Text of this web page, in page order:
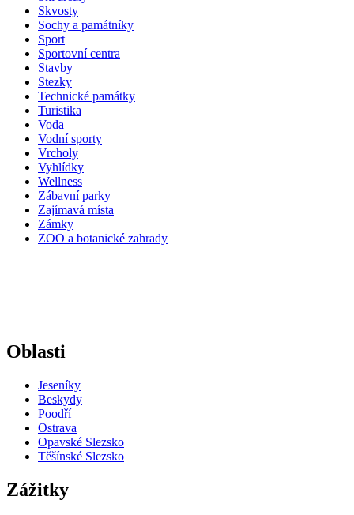
Skvosty
Sochy a památníky
Sport
Sportovní centra
Stavby
Stezky
Technické památky
Turistika
Voda
Vodní sporty
Vrcholy
Vyhlídky
Wellness
Zábavní parky
Zajímavá místa
Zámky
ZOO a botanické zahrady
Oblasti
Jeseníky
Beskydy
Poodří
Ostrava
Opavské Slezsko
Těšínské Slezsko
Zážitky